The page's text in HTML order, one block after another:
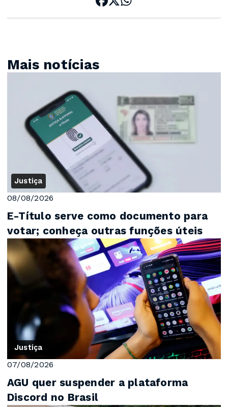
Mais notícias
Justiça
08/08/2026
E-Título serve como documento para
votar; conheça outras funções úteis
Justiça
07/08/2026
AGU quer suspender a plataforma
Discord no Brasil